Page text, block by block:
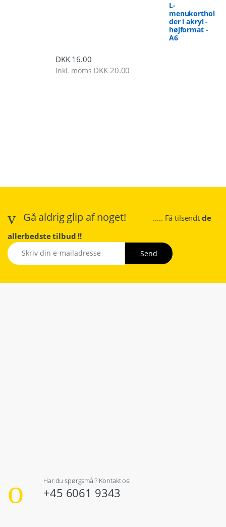
L-
menukorthol
der i akryl -
højformat -
A6
DKK16.00
Inkl. moms DKK 20.00
Gå aldrig glip af noget! ..... Få tilsendt de
allerbedste tilbud !!
Har du spørgsmål? Kontakt os!
+45 6061 9343